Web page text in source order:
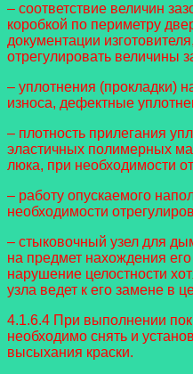
– соответствие величин
коробкой по периметру
документации
отрегулировать величины
– уплотнения (прокладки)
износа, дефектные
– плотность прилегания
эластичных полимерных
люка, при необходимости
– работу опускаемого
необходимости
– стыковочный узел для
на предмет нахождения
нарушение целостности
узла ведет к его замене в
4.1.6.4 При выполнении
необходимо снять и
высыхания краски.